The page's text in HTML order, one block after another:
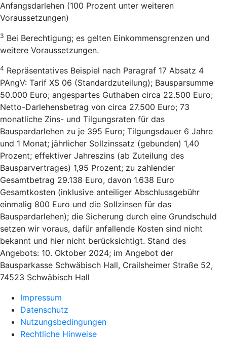
Anfangsdarlehen (100 Prozent unter weiteren
Voraussetzungen)
3 Bei Berechtigung; es gelten Einkommensgrenzen und
weitere Voraussetzungen.
4 Repräsentatives Beispiel nach Paragraf 17 Absatz 4
PAngV: Tarif XS 06 (Standardzuteilung); Bausparsumme
50.000 Euro; angespartes Guthaben circa 22.500 Euro;
Netto-Darlehensbetrag von circa 27.500 Euro; 73
monatliche Zins- und Tilgungsraten für das
Bauspardarlehen zu je 395 Euro; Tilgungsdauer 6 Jahre
und 1 Monat; jährlicher Sollzinssatz (gebunden) 1,40
Prozent; effektiver Jahreszins (ab Zuteilung des
Bausparvertrages) 1,95 Prozent; zu zahlender
Gesamtbetrag 29.138 Euro, davon 1.638 Euro
Gesamtkosten (inklusive anteiliger Abschlussgebühr
einmalig 800 Euro und die Sollzinsen für das
Bauspardarlehen); die Sicherung durch eine Grundschuld
setzen wir voraus, dafür anfallende Kosten sind nicht
bekannt und hier nicht berücksichtigt. Stand des
Angebots: 10. Oktober 2024; im Angebot der
Bausparkasse Schwäbisch Hall, Crailsheimer Straße 52,
74523 Schwäbisch Hall
Impressum
Datenschutz
Nutzungsbedingungen
Rechtliche Hinweise